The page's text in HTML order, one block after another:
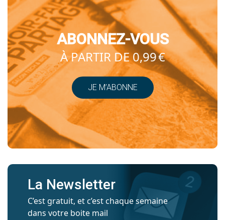
ABONNEZ-VOUS
À PARTIR DE 0,99 €
JE M’ABONNE
La Newsletter
C’est gratuit, et c’est chaque semaine
dans votre boite mail